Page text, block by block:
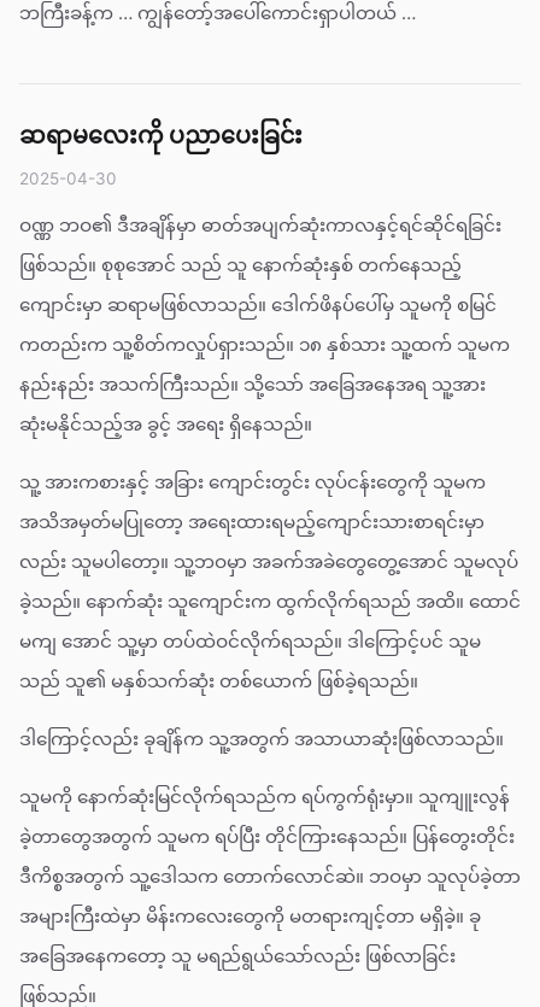
ဘကြီးခန့်က … ကျွန်တော့်အပေါ်ကောင်းရှာပါတယ် …
ဆရာမလေးကို ပညာပေးခြင်း
2025-04-30
ဝဏ္ဏ ဘဝ၏ ဒီအချိန်မှာ ဓာတ်အပျက်ဆုံးကာလနှင့်ရင်ဆိုင်ရခြင်း
ဖြစ်သည်။ စုစုအောင် သည် သူ နောက်ဆုံးနှစ် တက်နေသည့်
ကျောင်းမှာ ဆရာမဖြစ်လာသည်။ ဒေါက်ဖိနပ်ပေါ်မှ သူမကို စမြင်
ကတည်းက သူ့စိတ်ကလှုပ်ရှားသည်။ ၁၈ နှစ်သား သူ့ထက် သူမက
နည်းနည်း အသက်ကြီးသည်။ သို့သော် အခြေအနေအရ သူ့အား
ဆုံးမနိုင်သည့်အ ခွင့် အရေး ရှိနေသည်။
သူ့ အားကစားနှင့် အခြား ကျောင်းတွင်း လုပ်ငန်းတွေကို သူမက
အသိအမှတ်မပြုတော့ အရေးထားရမည့်ကျောင်းသားစာရင်းမှာ
လည်း သူမပါတော့။ သူ့ဘဝမှာ အခက်အခဲတွေတွေ့အောင် သူမလုပ်
ခဲ့သည်။ နောက်ဆုံး သူကျောင်းက ထွက်လိုက်ရသည် အထိ။ ထောင်
မကျ အောင် သူ့မှာ တပ်ထဲဝင်လိုက်ရသည်။ ဒါကြောင့်ပင် သူမ
သည် သူ၏ မနှစ်သက်ဆုံး တစ်ယောက် ဖြစ်ခဲ့ရသည်။
ဒါကြောင့်လည်း ခုချိန်က သူ့အတွက် အသာယာဆုံးဖြစ်လာသည်။
သူမကို နောက်ဆုံးမြင်လိုက်ရသည်က ရပ်ကွက်ရုံးမှာ။ သူကျူးလွန်
ခဲ့တာတွေအတွက် သူမက ရပ်ပြီး တိုင်ကြားနေသည်။ ပြန်တွေးတိုင်း
ဒီကိစ္စအတွက် သူ့ဒေါသက တောက်လောင်ဆဲ။ ဘဝမှာ သူလုပ်ခဲ့တာ
အများကြီးထဲမှာ မိန်းကလေးတွေကို မတရားကျင့်တာ မရှိခဲ့။ ခု
အခြေအနေကတော့ သူ မရည်ရွယ်သော်လည်း ဖြစ်လာခြင်း
ဖြစ်သည်။